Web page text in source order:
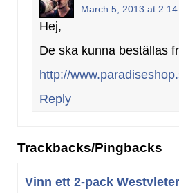
March 5, 2013 at
Hej,
De ska kunna beställas
http://
Reply
Trackbacks/Pingbacks
Vinn ett 2-pack